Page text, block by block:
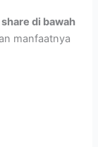
di bawah
manfaatnya